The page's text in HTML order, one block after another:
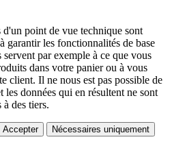
d'un point de vue technique sont
garantir les fonctionnalités de base
par exemple à ce que vous
dans votre panier ou à vous
client. Il ne nous est pas possible de
les données qui en résultent ne sont
à des tiers.
Accepter Nécessaires uniquement